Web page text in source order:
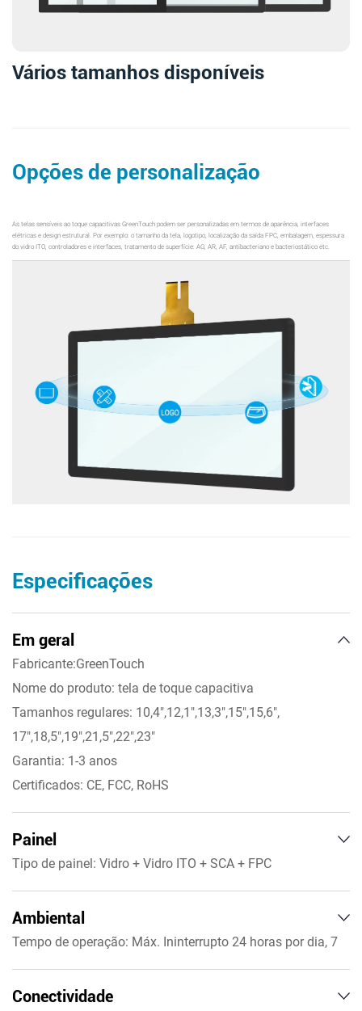
Vários tamanhos disponíveis
Opções de personalização
As telas sensíveis ao toque capacitivas GreenTouch podem ser personalizadas em termos de aparência, interfaces
elétricas e design estrutural. Por exemplo: o tamanho da tela, logotipo, localização da saída FPC, embalagem, espessura
do vidro ITO, controladores e interfaces, tratamento de superfície: AG, AR, AF, antibacteriano e bacteriostático etc.
Especificações
Em geral
Fabricante:GreenTouch
Nome do produto: tela de toque capacitiva
Tamanhos regulares: 10,4",12,1",13,3",15",15,6",
17",18,5",19",21,5",22",23"
Garantia: 1-3 anos
Certificados: CE, FCC, RoHS
Painel
Tipo de painel: Vidro + Vidro ITO + SCA + FPC
Dureza superficial:≥6H
Tamanho diagonal: 10,4 a 23 polegadas
Proporção: 16:9,4:3,16:10
Ambiental
Tempo de operação: Máx. Ininterrupto 24 horas por dia, 7
dias por semana
Temperatura operacional: –10°C a 50°C
Conectividade